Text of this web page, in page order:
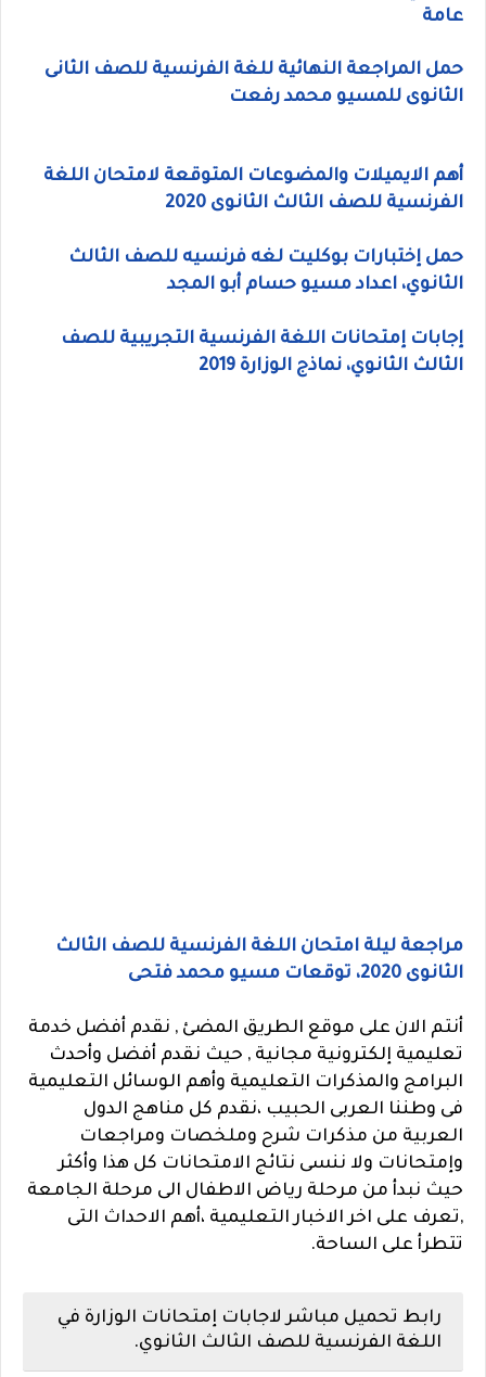
عامة
حمل المراجعة النهائية للغة الفرنسية للصف الثانى
الثانوى للمسيو محمد رفعت
أهم الايميلات والمضوعات المتوقعة لامتحان اللغة
الفرنسية للصف الثالث الثانوى 2020
حمل إختبارات بوكليت لغه فرنسيه للصف الثالث
الثانوي، اعداد مسيو حسام أبو المجد
إجابات إمتحانات اللغة الفرنسية التجريبية للصف
الثالث الثانوي، نماذج الوزارة 2019
مراجعة ليلة امتحان اللغة الفرنسية للصف الثالث
الثانوى 2020، توقعات مسيو محمد فتحى
أنتم الان على موقع الطريق المضئ , نقدم أفضل خدمة
تعليمية إلكترونية مجانية , حيث نقدم أفضل وأحدث
البرامج والمذكرات التعليمية وأهم الوسائل التعليمية
فى وطننا العربى الحبيب ،نقدم كل مناهج الدول
العربية من مذكرات شرح وملخصات ومراجعات
وإمتحانات ولا ننسى نتائج الامتحانات كل هذا وأكثر
حيث نبدأ من مرحلة رياض الاطفال الى مرحلة الجامعة
,تعرف على اخر الاخبار التعليمية ،أهم الاحداث التى
تتطرأ على الساحة.
رابط تحميل مباشر لاجابات إمتحانات الوزارة في
اللغة الفرنسية للصف الثالث الثانوي.